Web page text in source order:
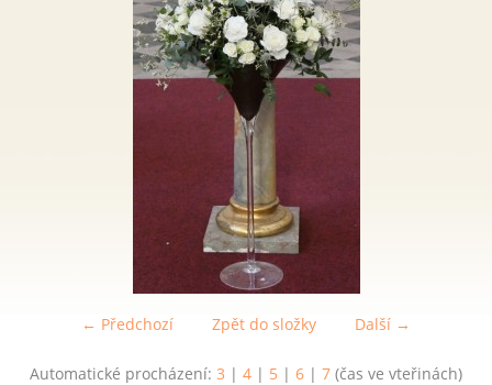
← Předchozí Další →
Zpět do složky
Automatické procházení: 3 | 4 | 5 | 6 | 7 (čas ve vteřinách)